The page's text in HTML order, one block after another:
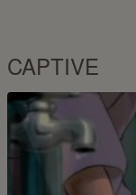
CAPTIVE